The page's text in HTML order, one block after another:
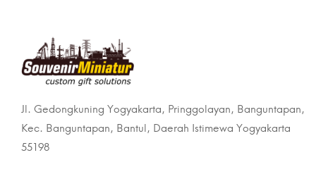
Jl. Gedongkuning Yogyakarta, Pringgolayan, Banguntapan,
Kec. Banguntapan, Bantul, Daerah Istimewa Yogyakarta
55198